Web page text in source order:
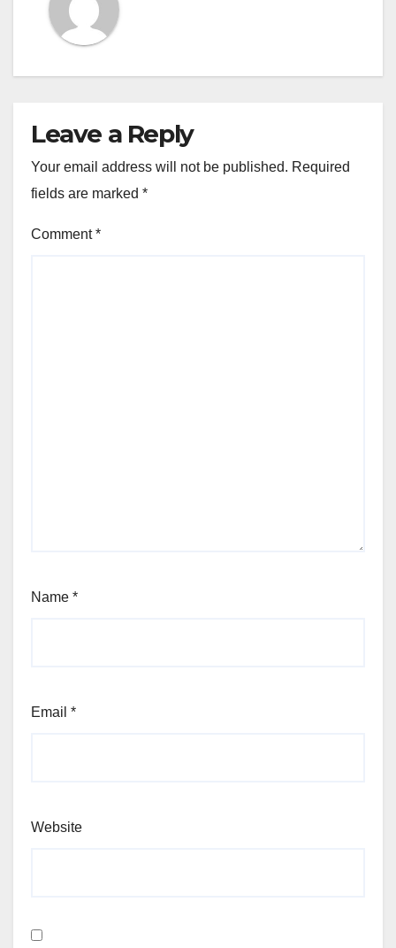
Leave a Reply
Your email address will not be published. Required
fields are marked *
Comment*
Name *
Email *
Website